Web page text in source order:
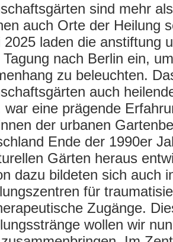
sind mehr
auch Orte der Heilung
2025 laden die anstiftung
nach Berlin ein,
zu beleuchten.
auch
war eine prägende
der urbanen
Ende der 1990er
Gärten heraus
dazu bildeten sich auch
für
Zugänge.
wollen wir